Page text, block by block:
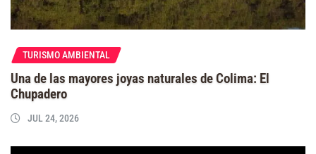
TURISMO AMBIENTAL
Una de las mayores joyas naturales de Colima: El
Chupadero
JUL 24, 2026